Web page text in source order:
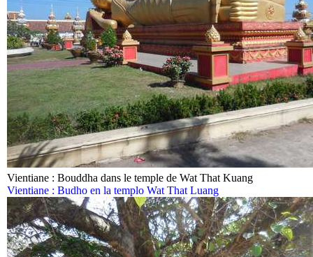
Vientiane : Bouddha dans le temple de Wat That Kuang
Vientiane : Budho en la templo Wat That Luang